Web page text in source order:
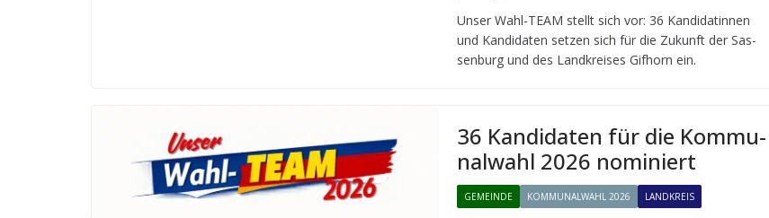
Unser Wahl-TEAM stellt sich vor: 36 Kan­di­da­tin­nen
und Kan­di­da­ten set­zen sich für die Zukunft der Sas­
sen­burg und des Land­krei­ses Gif­horn ein.
36 Kan­di­da­ten für die Kom­mu­
nal­wahl 2026 nominiert
GEMEINDE KOMMUNALWAHL 2026 LANDKREIS